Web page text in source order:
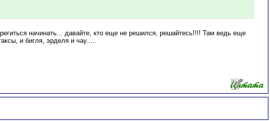
начинать... давайте, кто еще не решился, решайтесь!!!! Там ведь еще
и бигля, эрделя и чау.....